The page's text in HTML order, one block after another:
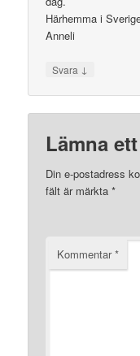
Härhemma i
Anneli
Svara ↓
Lämna
Din e-postadress
fält är märkta*
Kommentar*